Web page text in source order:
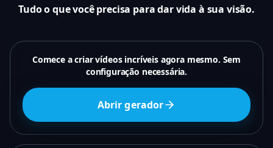
Tudo o que você precisa para dar vida à sua visão.
Comece a criar vídeos incríveis agora mesmo. Sem
configuração necessária.
Abrir gerador